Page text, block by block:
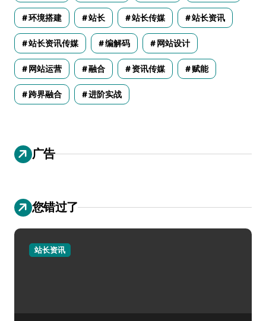
环境搭建 站长 站长传媒 站长资讯
站长资讯传媒 编解码 网站设计
网站运营 融合 资讯传媒 赋能
跨界融合 进阶实战
广告
您错过了
站长资讯